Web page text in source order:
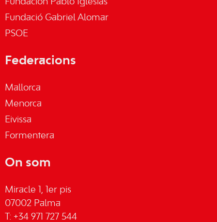
Fundación Pablo Iglesias
Fundació Gabriel Alomar
PSOE
Federacions
Mallorca
Menorca
Eivissa
Formentera
On som
Miracle 1, 1er pis
07002 Palma
T: +34 971 727 544